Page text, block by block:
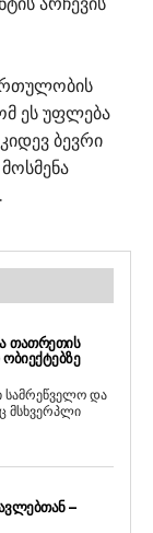
ეს უფლება
ბევრი
ᲗᲐᲗᲠᲔᲗᲘᲡ
სამრეწველო და
მსხვერპლი
–